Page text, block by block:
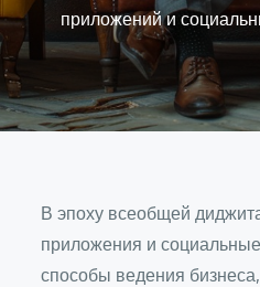
приложений и
В эпоху всеобщей
приложения и
способы ведения